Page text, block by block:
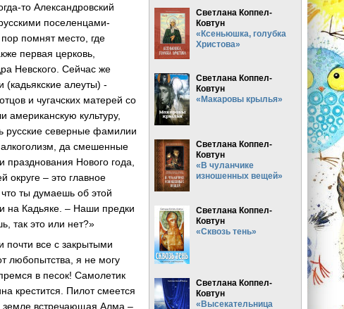
то Александровский
поселенцами-
помнят место, где
первая церковь,
Невского. Сейчас же
(кадьякские алеуты) -
и чугачских матерей со
культуру,
русские северные фамилии
да смешенные
празднования Нового года,
округе – это главное
ты думаешь об этой
на Кадьяке. – Наши предки
так это или нет?»
все с закрытыми
любопытства, я не могу
в песок! Самолетик
крестится. Пилот смеется
земле встречающая Алма –
Светлана Коппел-
Ковтун
«Ксеньюшка, голубка
Христова»
Светлана Коппел-
Ковтун
«Макаровы крылья»
Светлана Коппел-
Ковтун
«В чуланчике
изношенных вещей»
Светлана Коппел-
Ковтун
«Сквозь тень»
Светлана Коппел-
Ковтун
«Высекательница